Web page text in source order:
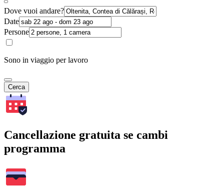
Dove vuoi andare?
Date
Persone
Sono in viaggio per lavoro
Cerca
Cancellazione gratuita se cambi
programma